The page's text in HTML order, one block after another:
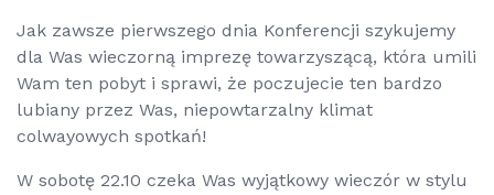
Jak zawsze pierwszego dnia Konferencji szykujemy
dla Was wieczorną imprezę towarzyszącą, która umili
Wam ten pobyt i sprawi, że poczujecie ten bardzo
lubiany przez Was, niepowtarzalny klimat
colwayowych spotkań!
W sobotę 22.10 czeka Was wyjątkowy wieczór w stylu